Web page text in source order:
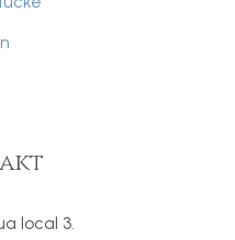
local 3.